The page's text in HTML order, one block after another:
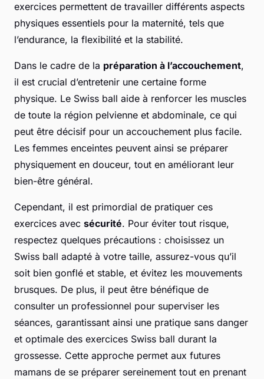
exercices permettent de travailler différents aspects
physiques essentiels pour la maternité, tels que
l’endurance, la flexibilité et la stabilité.
Dans le cadre de la préparation à l’accouchement,
il est crucial d’entretenir une certaine forme
physique. Le Swiss ball aide à renforcer les muscles
de toute la région pelvienne et abdominale, ce qui
peut être décisif pour un accouchement plus facile.
Les femmes enceintes peuvent ainsi se préparer
physiquement en douceur, tout en améliorant leur
bien-être général.
Cependant, il est primordial de pratiquer ces
exercices avec sécurité. Pour éviter tout risque,
respectez quelques précautions : choisissez un
Swiss ball adapté à votre taille, assurez-vous qu’il
soit bien gonflé et stable, et évitez les mouvements
brusques. De plus, il peut être bénéfique de
consulter un professionnel pour superviser les
séances, garantissant ainsi une pratique sans danger
et optimale des exercices Swiss ball durant la
grossesse. Cette approche permet aux futures
mamans de se préparer sereinement tout en prenant